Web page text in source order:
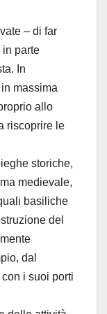
– di far
in parte
In
massima
allo
riscoprire le
storiche,
medievale,
basiliche
del
dal
i suoi porti